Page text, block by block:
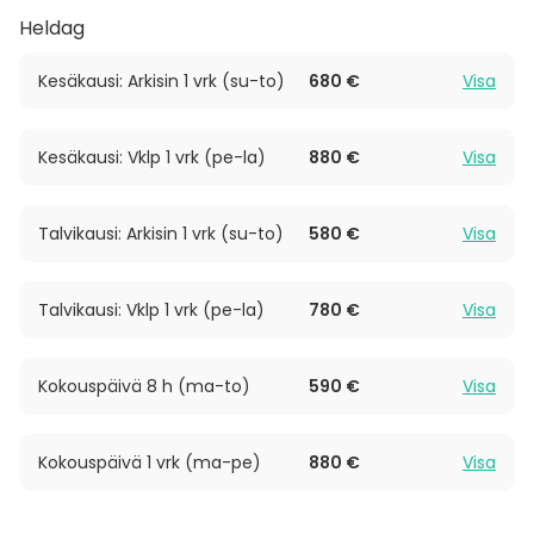
Helsingistä Hiidenveden rannalla Nummelassa.
Heldag
Kesäkausi: Arkisin 1 vrk (su-to) 680 € Visa
Kesäkausi: Vklp 1 vrk (pe-la) 880 € Visa
Talvikausi: Arkisin 1 vrk (su-to) 580 € Visa
Talvikausi: Vklp 1 vrk (pe-la) 780 € Visa
Kokouspäivä 8 h (ma-to) 590 € Visa
Kokouspäivä 1 vrk (ma-pe) 880 € Visa